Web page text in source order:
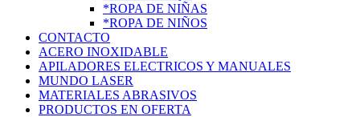
*ROPA DE NIÑAS
*ROPA DE NIÑOS
CONTACTO
ACERO INOXIDABLE
APILADORES ELECTRICOS Y MANUALES
MUNDO LASER
MATERIALES ABRASIVOS
PRODUCTOS EN OFERTA